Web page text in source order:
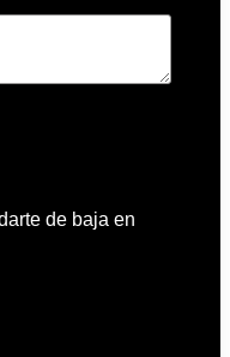
de baja en